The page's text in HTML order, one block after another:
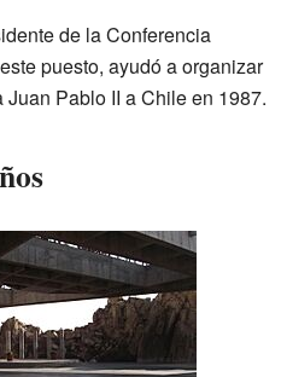
de la Conferencia
puesto, ayudó a organizar
Pablo II a Chile en 1987.